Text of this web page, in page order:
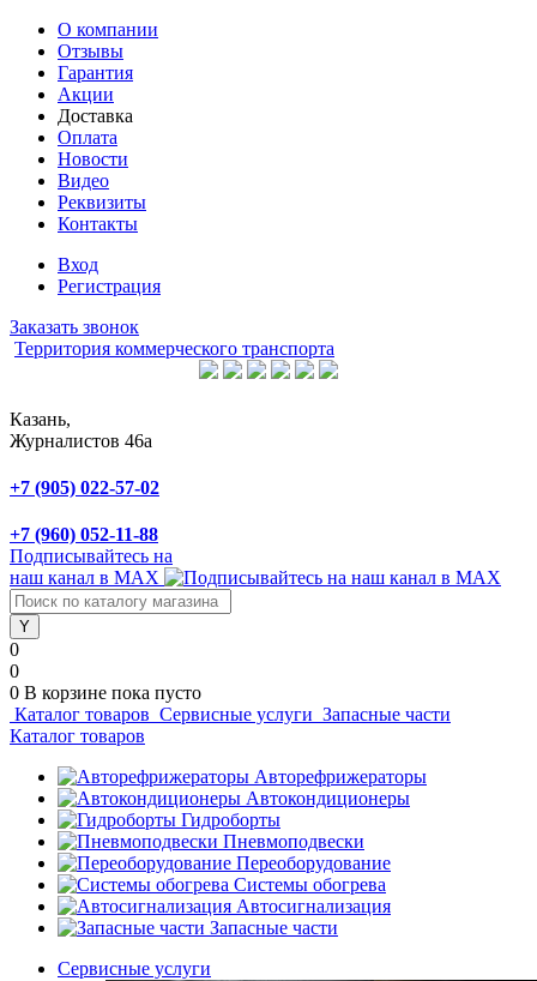
О компании
Отзывы
Гарантия
Акции
Доставка
Оплата
Новости
Видео
Реквизиты
Контакты
Вход
Регистрация
Заказать звонок
Территория коммерческого транспорта
Казань,
Журналистов 46а
+7 (905) 022-57-02
+7 (960) 052-11-88
Подписывайтесь на
наш канал в MAX
0
0
0 В корзине пока пусто
Каталог товаров Сервисные услуги Запасные части
Каталог товаров
Авторефрижераторы
Автокондиционеры
Гидроборты
Пневмоподвески
Переоборудование
Системы обогрева
Автосигнализация
Запасные части
Сервисные услуги